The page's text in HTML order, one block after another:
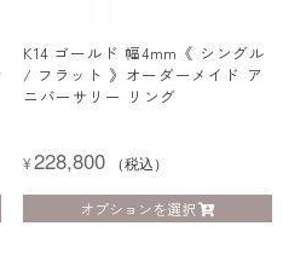
K14 ゴールド 幅4mm《 シングル
/ フラット 》オーダーメイド ア
ニバーサリー リング
¥228,800 （税込）
オプションを選択